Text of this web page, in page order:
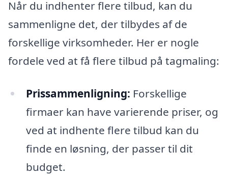
Når du indhenter flere tilbud, kan du
sammenligne det, der tilbydes af de
forskellige virksomheder. Her er nogle
fordele ved at få flere tilbud på tagmaling:
Prissammenligning: Forskellige
firmaer kan have varierende priser, og
ved at indhente flere tilbud kan du
finde en løsning, der passer til dit
budget.